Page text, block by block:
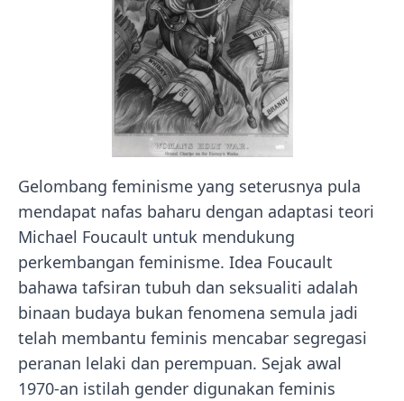
Gelombang feminisme yang seterusnya pula
mendapat nafas baharu dengan adaptasi teori
Michael Foucault untuk mendukung
perkembangan feminisme. Idea Foucault
bahawa tafsiran tubuh dan seksualiti adalah
binaan budaya bukan fenomena semula jadi
telah membantu feminis mencabar segregasi
peranan lelaki dan perempuan. Sejak awal
1970-an istilah gender digunakan feminis